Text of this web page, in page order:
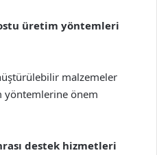
üretim yöntemleri
malzemeler
yöntemlerine önem
destek hizmetleri